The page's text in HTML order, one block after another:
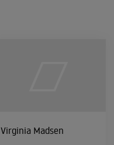
Virginia Madsen